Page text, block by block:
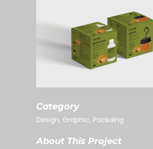
Category
Design, Graphic, Packaing
About This Project